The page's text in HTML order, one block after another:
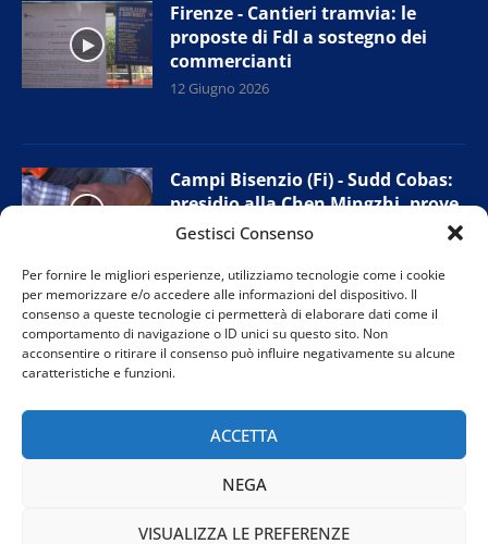
Gestisci Consenso
Per fornire le migliori esperienze, utilizziamo tecnologie come i cookie
per memorizzare e/o accedere alle informazioni del dispositivo. Il
consenso a queste tecnologie ci permetterà di elaborare dati come il
comportamento di navigazione o ID unici su questo sito. Non
acconsentire o ritirare il consenso può influire negativamente su alcune
caratteristiche e funzioni.
ACCETTA
NEGA
VISUALIZZA LE PREFERENZE
Firenze - Cantieri tramvia: le
proposte di FdI a sostegno dei
commercianti
12 Giugno 2026
Campi Bisenzio (Fi) - Sudd Cobas:
presidio alla Chen Mingzhi, prove
di accordo con l’azienda
Prato - Nuova giunta provinciale
Confesercenti: “Tutelare i negozi